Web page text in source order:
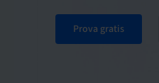
Prova gratis